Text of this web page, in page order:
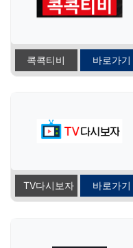
콕콕티비 바로가기
TV다시보자 바로가기